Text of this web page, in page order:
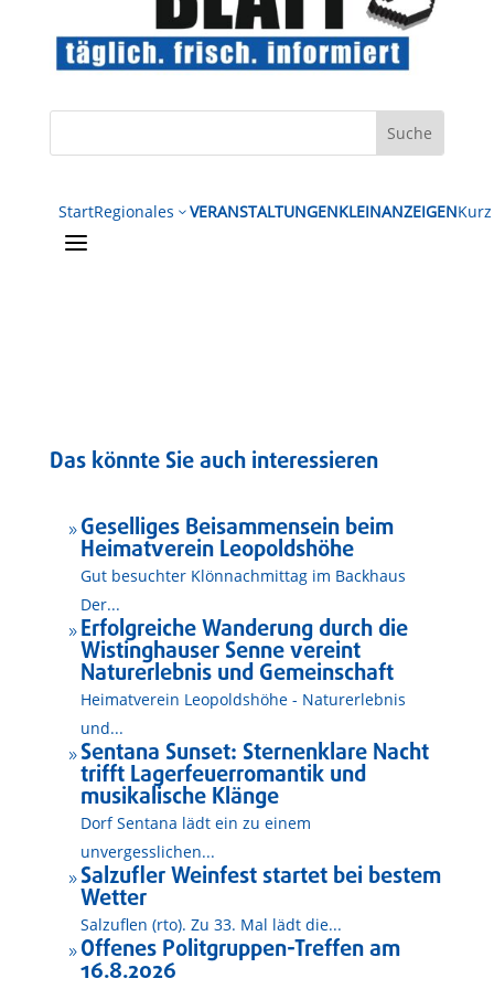
StartRegionales 3 VERANSTALTUNGENKLEINANZEIGEN
a
Das könnte Sie auch interessieren
9 Geselliges Beisammensein beim
Heimatverein Leopoldshöhe
Gut besuchter Klönnachmittag im Backhaus
Der...
9 Erfolgreiche Wanderung durch die
Wistinghauser Senne vereint
Naturerlebnis und Gemeinschaft
Heimatverein Leopoldshöhe - Naturerlebnis
und...
9 Sentana Sunset: Sternenklare Nacht
trifft Lagerfeuerromantik und
musikalische Klänge
Dorf Sentana lädt ein zu einem
unvergesslichen...
9 Salzufler Weinfest startet bei bestem
Wetter
Salzuflen (rto). Zu 33. Mal lädt die...
9 Offenes Politgruppen-Treffen am
16.8.2026